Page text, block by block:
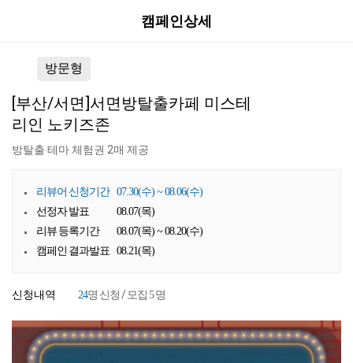
캠페인상세
방문형
[부산/서면]서면방탈출카페 미스테
리인 노키즈존
방탈출 테마 체험권 2매 제공
리뷰어 신청기간 07.30(수) ~ 08.06(수)
선정자 발표 08.07(목)
리뷰 등록기간 08.07(목) ~ 08.20(수)
캠페인 결과발표 08.21(목)
신청내역 24명 신청 / 모집 5명